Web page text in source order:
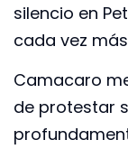
silencio en
cada vez
Camacaro
de protestar